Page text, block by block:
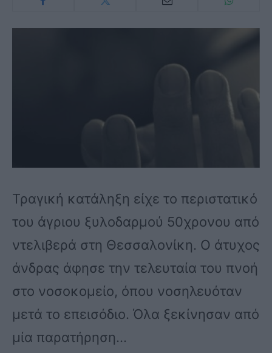
Τραγική κατάληξη είχε το περιστατικό
του άγριου ξυλοδαρμού 50χρονου από
ντελιβερά στη Θεσσαλονίκη. Ο άτυχος
άνδρας άφησε την τελευταία του πνοή
στο νοσοκομείο, όπου νοσηλευόταν
μετά το επεισόδιο. Όλα ξεκίνησαν από
μία παρατήρηση…